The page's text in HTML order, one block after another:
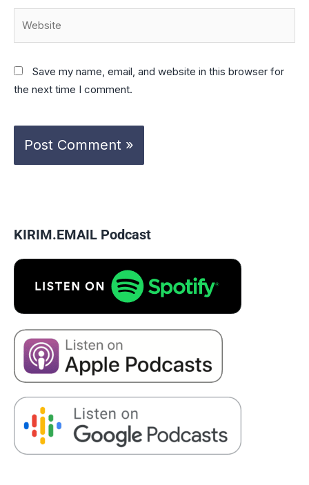
Save my name, email, and website in this browser for
the next time I comment.
KIRIM.EMAIL Podcast